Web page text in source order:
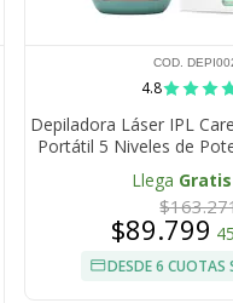
COD.
4.8
Depiladora Láser IPL
Portátil 5 Niveles de
Tecnología de
Llega Gratis
$89.799
DESDE 6 CUOTAS